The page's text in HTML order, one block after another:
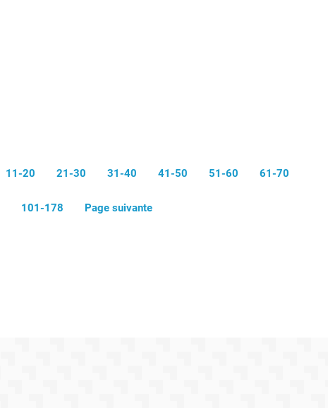
11-20 21-30 31-40 41-50 51-60 61-70
101-178 Page suivante